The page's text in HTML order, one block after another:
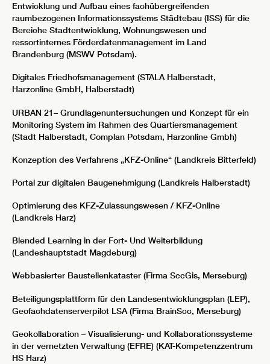
Entwicklung und Aufbau eines fachübergreifenden
raumbezogenen Informationssystems Städtebau (ISS) für die
Bereiche Stadtentwicklung, Wohnungswesen und
ressortinternes Förderdatenmanagement im Land
Brandenburg (MSWV Potsdam).
Digitales Friedhofsmanagement (STALA Halberstadt,
Harzonline GmbH, Halberstadt)
URBAN 21– Grundlagenuntersuchungen und Konzept für ein
Monitoring System im Rahmen des Quartiersmanagement
(Stadt Halberstadt, Complan Potsdam, Harzonline Gmbh)
Konzeption des Verfahrens „KFZ-Online“ (Landkreis Bitterfeld)
Portal zur digitalen Baugenehmigung (Landkreis Halberstadt)
Optimierung des KFZ-Zulassungswesen / KFZ-Online
(Landkreis Harz)
Blended Learning in der Fort- Und Weiterbildung
(Landeshauptstadt Magdeburg)
Webbasierter Baustellenkataster (Firma SccGis, Merseburg)
Beteiligungsplattform für den Landesentwicklungsplan (LEP),
Geofachdatenserverpilot LSA (Firma BrainScc, Merseburg)
Geokollaboration – Visualisierung- und Kollaborationssysteme
in der vernetzten Verwaltung (EFRE) (KAT-Kompetenzzentrum
HS Harz)